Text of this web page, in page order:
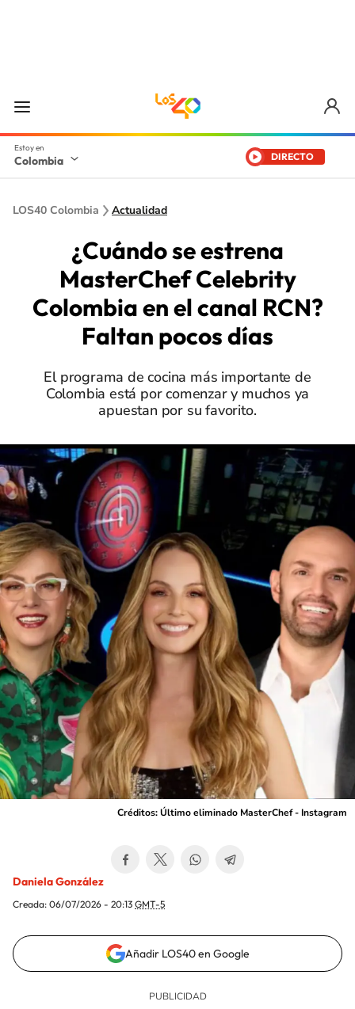
Colombia DIRECTO
LOS40 Colombia Actualidad
¿Cuándo se estrena
MasterChef Celebrity
Colombia en el canal RCN?
Faltan pocos días
El programa de cocina más importante de
Colombia está por comenzar y muchos ya
apuestan por su favorito.
Créditos: Último eliminado MasterChef - Instagram
Daniela González
Creada: 06/07/2026 - 20:13 GMT-5
Añadir LOS40 en Google